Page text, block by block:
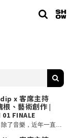
x 客席主持
根、藝術創作 |
01 FINALE
2022-10-10 ... LMF 成員之一 Prodip 除了音樂，近年一直醉心研究古文明和外星神秘學，從而啟發了他不少跨媒體的藝術創作，曾舉辦過「ODD FELLAS」、「CULT FROM SPACE」等多個個人作品展以及不同的聯乘企劃；此外，他還與志同道合的塊根植物愛好者成立了 Plants of Gods，帶起本地塊根種植的熱潮，還引入各地陶藝大師的作品來港。 在香港首個 Hip Hop 頒獎禮 Whats Good Music Awards 上 LMF 奪得「Whats Good 名人堂」最高榮譽，作為 OGs 之一究竟 Prodip 如何看待近年香港 Hip Hop 界的發展？Prodip 還分享了他的種植心得以及最新藝術創作。今週由我們客席主持 JBS 和 COMPLEX 中文編輯 Oscar 與 Prodip 一同深入研究，各位熱愛 Hip Hop 和潮流文化的朋友請勿錯過。 新一集 NEXT/NOW將於 9 月 28 日週三 3:00pm 在 @belowground.hk 作現場直播，@complexchinese Instagram Live 同步放送；並於本週五 COMPLEX 中文 Youtube 頻道正式上線。